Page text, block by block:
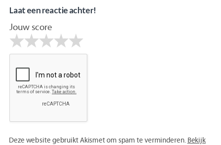
Laat een reactie achter!
Jouw score
Deze website gebruikt Akismet om spam te verminderen. Bekijk